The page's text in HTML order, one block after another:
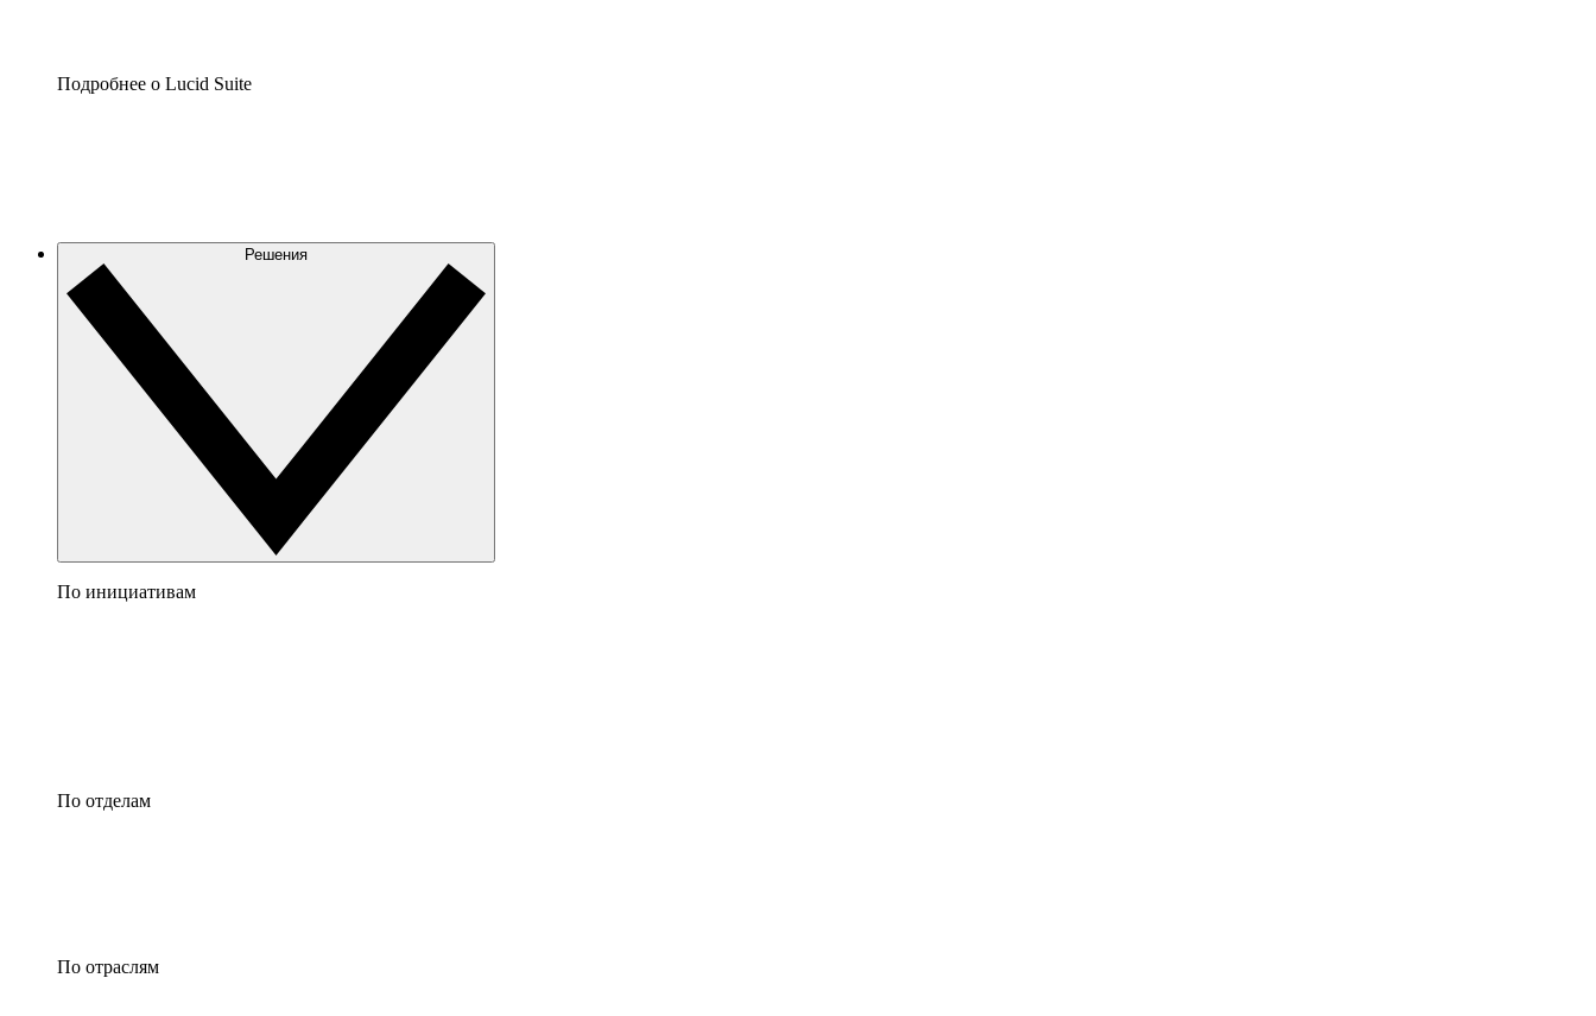
Подробнее о Lucid Suite
Решения
По инициативам
По отделам
По отраслям